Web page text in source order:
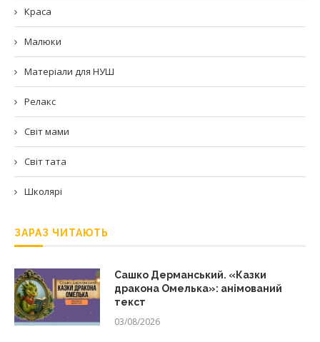
Краса
Малюки
Матеріали для НУШ
Релакс
Світ мами
Світ тата
Школярі
ЗАРАЗ ЧИТАЮТЬ
Сашко Дерманський. «Казки
дракона Омелька»: анімований
текст
03/08/2026